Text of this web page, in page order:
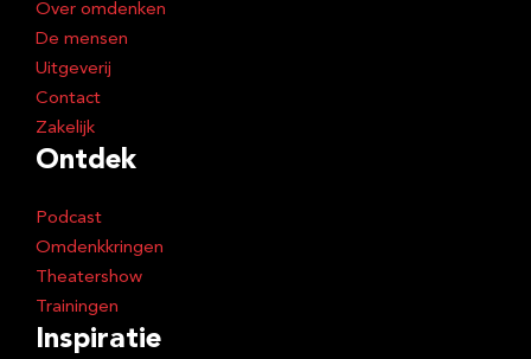
Over omdenken
De mensen
Uitgeverij
Contact
Zakelijk
Ontdek
Podcast
Omdenkkringen
Theatershow
Trainingen
Inspiratie